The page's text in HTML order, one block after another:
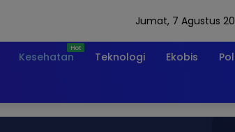
Jumat, 7 Agustus
Kesehatan Teknologi Ekobis